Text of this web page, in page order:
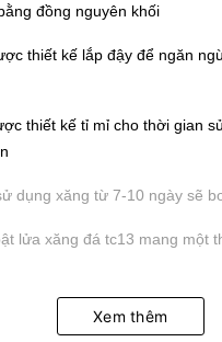
đồng nguyên khối
thiết kế lắp đậy để ngăn
thiết kế tỉ mỉ cho thời gian
dụng xăng từ 7-10 ngày sẽ
lửa xăng đá tc13 mang một
Xem thêm